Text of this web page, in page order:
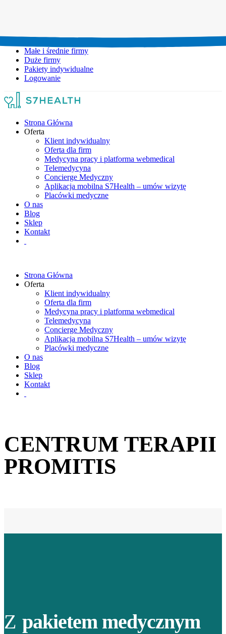
Małe i średnie firmy
Duże firmy
Pakiety indywidualne
Logowanie
Strona Główna
Oferta
Klient indywidualny
Oferta dla firm
Medycyna pracy i platforma webmedical
Telemedycyna
Concierge Medyczny
Aplikacja mobilna S7Health – umów wizytę
Placówki medyczne
O nas
Blog
Sklep
Kontakt
Strona Główna
Oferta
Klient indywidualny
Oferta dla firm
Medycyna pracy i platforma webmedical
Telemedycyna
Concierge Medyczny
Aplikacja mobilna S7Health – umów wizytę
Placówki medyczne
O nas
Blog
Sklep
Kontakt
CENTRUM TERAPII
PROMITIS
Z pakietem medycznym